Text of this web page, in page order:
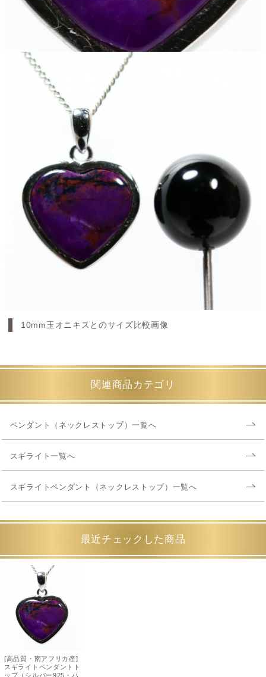
10mm玉オニキスとのサイズ比較画像
関連商品カテゴリ
ペンダント（ネックレストップ）一覧へ
スギライト一覧へ
スギライトペンダント（ネックレストップ）一覧へ
最近チェックした商品
[高品質・南アフリカ産]
スギライトペンダントト
ップ（シルバー925・ハ